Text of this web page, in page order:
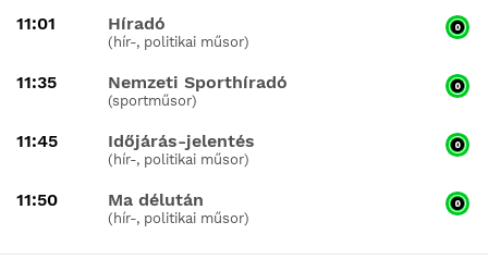
11:01 Híradó
(hír-, politikai műsor)
11:35 Nemzeti Sporthíradó
(sportműsor)
11:45 Időjárás-jelentés
(hír-, politikai műsor)
11:50 Ma délután
(hír-, politikai műsor)